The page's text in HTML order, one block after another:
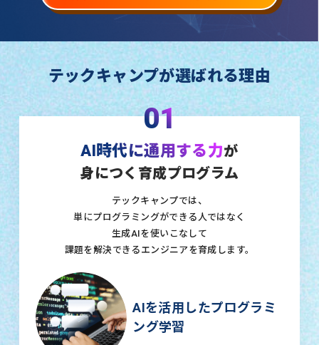
テックキャンプが選ばれる理由
01
AI時代に通用する力が
身につく育成プログラム
テックキャンプでは、
単にプログラミングができる人ではなく
生成AIを使いこなして
課題を解決できるエンジニアを育成します。
AIを活用したプログラミ
ング学習